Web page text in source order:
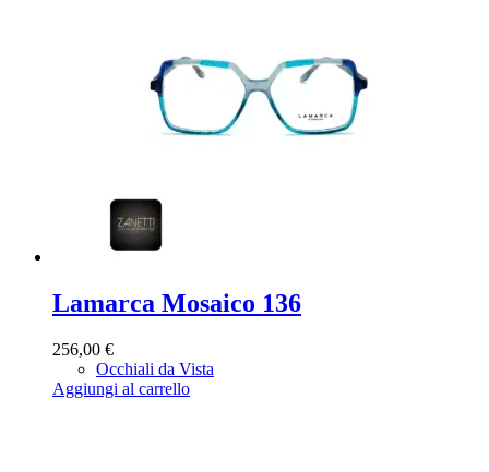
Lamarca Mosaico 136
256,00 €
Occhiali da Vista
Aggiungi al carrello